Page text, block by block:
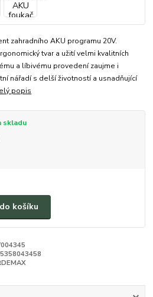
zahradního AKU programu 20V.
tvar a užití velmi kvalitních
a líbivému provedení zaujme i
nářadí s delší životností a usnadňující
popis
skladu
košíku